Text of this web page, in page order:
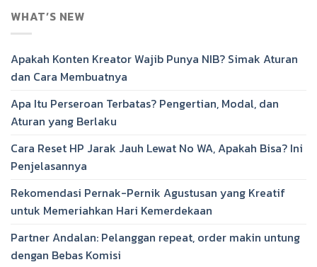
WHAT’S NEW
Apakah Konten Kreator Wajib Punya NIB? Simak Aturan
dan Cara Membuatnya
Apa Itu Perseroan Terbatas? Pengertian, Modal, dan
Aturan yang Berlaku
Cara Reset HP Jarak Jauh Lewat No WA, Apakah Bisa? Ini
Penjelasannya
Rekomendasi Pernak-Pernik Agustusan yang Kreatif
untuk Memeriahkan Hari Kemerdekaan
Partner Andalan: Pelanggan repeat, order makin untung
dengan Bebas Komisi